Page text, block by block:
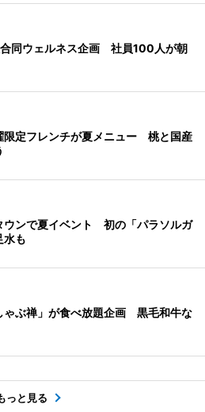
同ウェルネス企画 社員100人が朝
限定フレンチが夏メニュー 桃と国産
ウンで夏イベント 初の「パラソルガ
水も
ゃぶ禅」が食べ放題企画 黒毛和牛な
っと見る